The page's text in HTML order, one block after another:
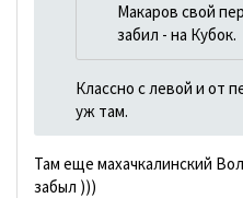
Макаров свой
забил - на Кубок.
Классно с левой и от
уж там.
Там еще махачкалинский
забыл )))